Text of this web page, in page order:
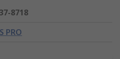
8718
PRO